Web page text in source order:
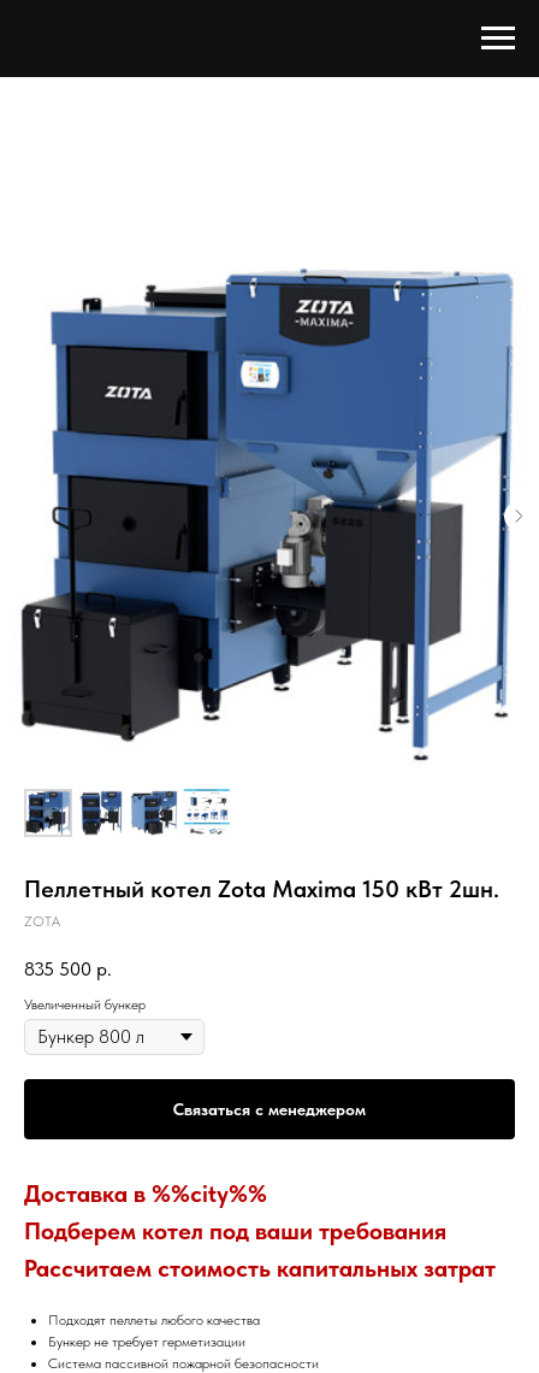
Пеллетный котел Zota Maxima 150 кВт 2шн.
ZOTA
835 500 р.
Увеличенный бункер
Связаться с менеджером
Доставка в %%city%%
Подберем котел под ваши требования
Рассчитаем стоимость капитальных затрат
Подходят пеллеты любого качества
Бункер не требует герметизации
Система пассивной пожарной безопасности